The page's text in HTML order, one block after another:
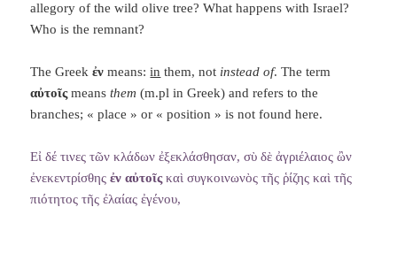
allegory of the wild olive tree? What happens with Israel?
Who is the remnant?
The Greekἐνmeans:in them, not instead of. The term
αὐτοῖςmeansthem(m.pl in Greek) and refers to the
branches; « place » or « position » is not found here.
Εἰ δέ τινες τῶν κλάδων ἐξεκλάσθησαν, σὺ δὲ ἀγριέλαιος ὢν
ἐνεκεντρίσθηςἐν αὐτοῖςκαὶ συγκοινωνὸς τῆς ῥίζης καὶ τῆς
πιότητος τῆς ἐλαίας ἐγένου,